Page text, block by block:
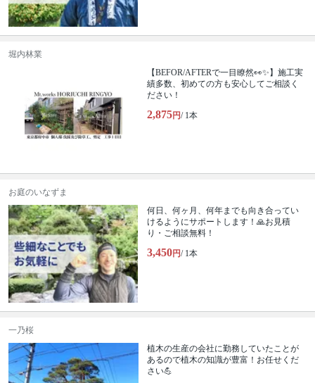
堀内林業
【BEFOR/AFTERで一目瞭然👀✨】施工実
績多数、初めての方も安心してご相談く
ださい！
2,875円/ 1本
お庭のいなずま
何日、何ヶ月、何年までも向き合ってい
けるようにサポートします！🙏お見積
り・ご相談無料！
3,450円/ 1本
一乃桜
植木の生産の会社に勤務していたことが
あるので植木の知識が豊富！お任せくだ
さい💪